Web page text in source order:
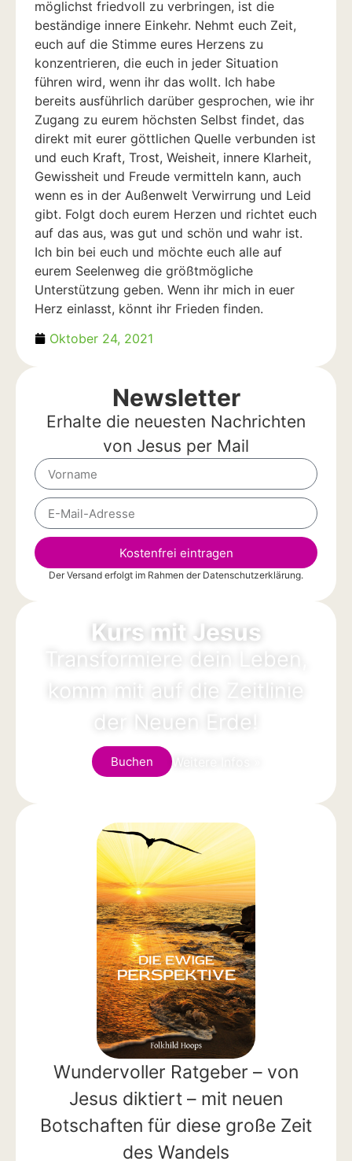
möglichst friedvoll zu verbringen, ist die
beständige innere Einkehr. Nehmt euch Zeit,
euch auf die Stimme eures Herzens zu
konzentrieren, die euch in jeder Situation
führen wird, wenn ihr das wollt. Ich habe
bereits ausführlich darüber gesprochen, wie ihr
Zugang zu eurem höchsten Selbst findet, das
direkt mit eurer göttlichen Quelle verbunden ist
und euch Kraft, Trost, Weisheit, innere Klarheit,
Gewissheit und Freude vermitteln kann, auch
wenn es in der Außenwelt Verwirrung und Leid
gibt. Folgt doch eurem Herzen und richtet euch
auf das aus, was gut und schön und wahr ist.
Ich bin bei euch und möchte euch alle auf
eurem Seelenweg die größtmögliche
Unterstützung geben. Wenn ihr mich in euer
Herz einlasst, könnt ihr Frieden finden.
Oktober 24, 2021
Newsletter
Erhalte die neuesten Nachrichten
von Jesus per Mail
Kostenfrei eintragen
Alternative:
Der Versand erfolgt im Rahmen der Datenschutzerklärung.
Kurs mit Jesus
Transformiere dein Leben,
komm mit auf die Zeitlinie
der Neuen Erde!
Buchen Weitere Infos »
Wundervoller Ratgeber – von
Jesus diktiert – mit neuen
Botschaften für diese große Zeit
des Wandels